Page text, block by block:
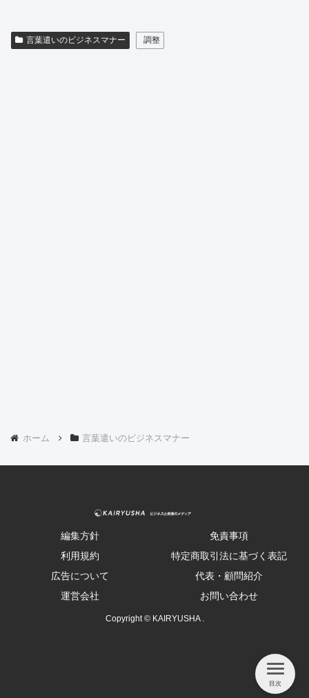
言葉遣いのビジネスマナー 調整
ホーム 言葉遣いのビジネスマナー
編集方針
免責事項
利用規約
特定商取引法に基づく表記
広告について
代表・顧問紹介
運営会社
お問い合わせ
Copyright © KAIRYUSHA .
目次